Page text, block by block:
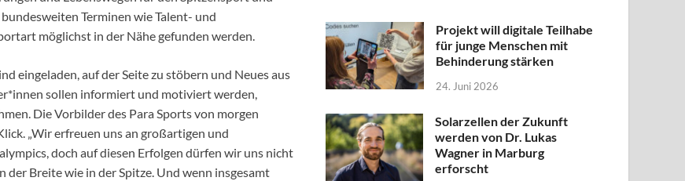
Terminen wie Talent- und
möglichst in der Nähe gefunden werden.
eingeladen, auf der Seite zu stöbern und Neues aus
sollen informiert und motiviert werden,
Die Vorbilder des Para Sports von morgen
„Wir erfreuen uns an großartigen und
doch auf diesen Erfolgen dürfen wir uns nicht
der Breite wie in der Spitze. Und wenn insgesamt
Projekt will digitale Teilhabe
für junge Menschen mit
Behinderung stärken
24. Juni 2026
Solarzellen der Zukunft
werden von Dr. Lukas
Wagner in Marburg
erforscht